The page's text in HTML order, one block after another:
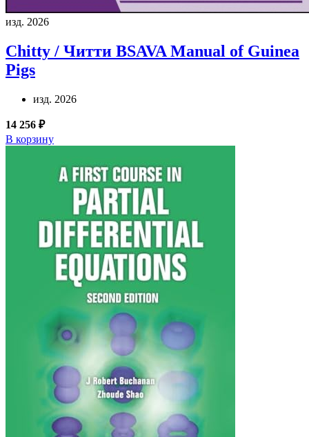
изд. 2026
Chitty / Читти BSAVA Manual of Guinea
Pigs
изд. 2026
14 256 ₽
В корзину